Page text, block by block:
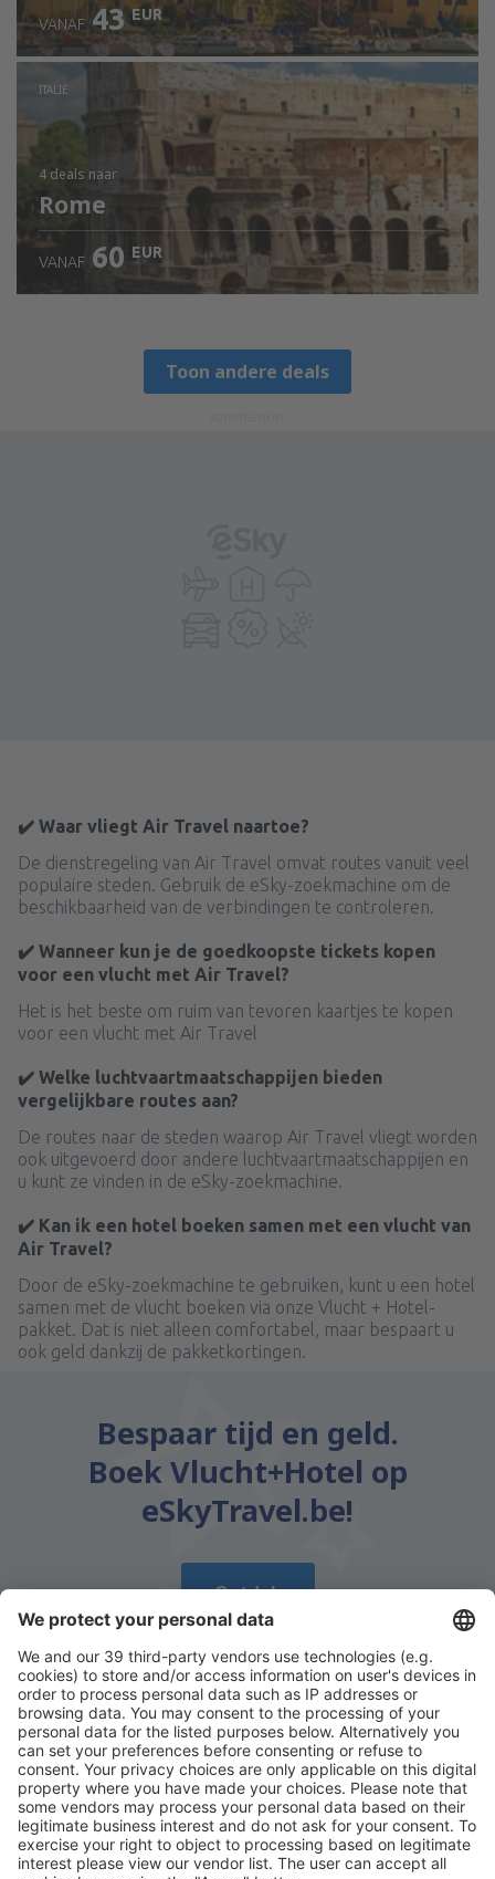
VANAF 43 EUR
ITALIË
4 deals naar
Rome
VANAF 60 EUR
Toon andere deals
✔️ Waar vliegt Air Travel naartoe?
De dienstregeling van Air Travel omvat routes vanuit veel
populaire steden. Gebruik de eSky-zoekmachine om de
beschikbaarheid van de verbindingen te controleren.
✔️ Wanneer kun je de goedkoopste tickets kopen
voor een vlucht met Air Travel?
Het is het beste om ruim van tevoren kaartjes te kopen
voor een vlucht met Air Travel
✔️ Welke luchtvaartmaatschappijen bieden
vergelijkbare routes aan?
De routes naar de steden waarop Air Travel vliegt worden
ook uitgevoerd door andere luchtvaartmaatschappijen en
u kunt ze vinden in de eSky-zoekmachine.
✔️ Kan ik een hotel boeken samen met een vlucht van
Air Travel?
Door de eSky-zoekmachine te gebruiken, kunt u een hotel
samen met de vlucht boeken via onze Vlucht + Hotel-
pakket. Dat is niet alleen comfortabel, maar bespaart u
ook geld dankzij de pakketkortingen.
Bespaar tijd en geld.
Boek Vlucht+Hotel op
eSkyTravel.be!
Ontdek
Download onze appen plan gemakkelijk uw
reizen